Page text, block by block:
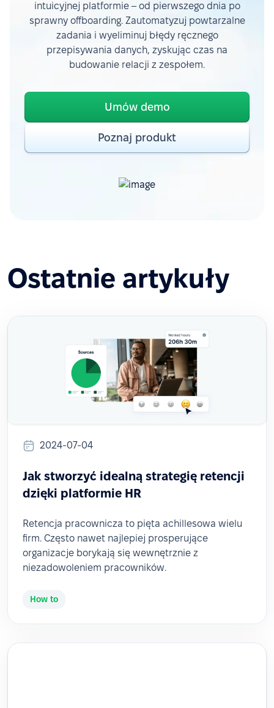
intuicyjnej platformie – od pierwszego dnia po
sprawny offboarding. Zautomatyzuj powtarzalne
zadania i wyeliminuj błędy ręcznego
przepisywania danych, zyskując czas na
budowanie relacji z zespołem.
Umów demo
Poznaj produkt
Ostatnie artykuły
2024-07-04
Jak stworzyć idealną strategię retencji
dzięki platformie HR
Retencja pracownicza to pięta achillesowa wielu
firm. Często nawet najlepiej prosperujące
organizacje borykają się wewnętrznie z
niezadowoleniem pracowników.
How to